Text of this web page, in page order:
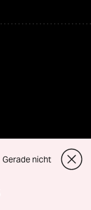
Gerade nicht